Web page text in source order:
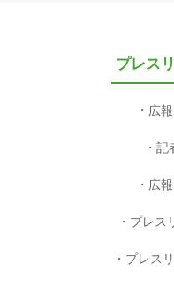
プレス
広
記
広
プレス
プレス